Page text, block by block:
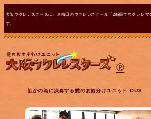
大阪ウクレレスターズは、東梅田のウクレレスクール『2時間でウクレレマ
す。
®
誰かの為に演奏する愛のお裾分けユニット OUS